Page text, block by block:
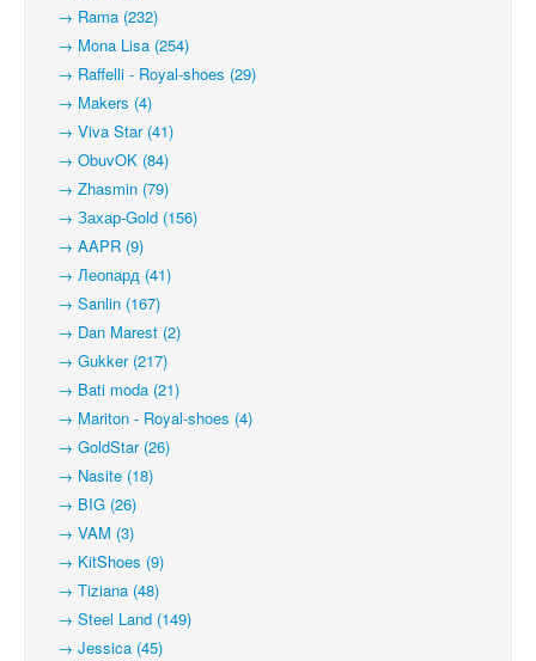
→ Rama (232)
→ Mona Lisa (254)
→ Raffelli - Royal-shoes (29)
→ Makers (4)
→ Viva Star (41)
→ ObuvOK (84)
→ Zhasmin (79)
→ Захар-Gold (156)
→ AAPR (9)
→ Леопард (41)
→ Sanlin (167)
→ Dan Marest (2)
→ Gukker (217)
→ Bati moda (21)
→ Mariton - Royal-shoes (4)
→ GoldStar (26)
→ Nasite (18)
→ BIG (26)
→ VAM (3)
→ KitShoes (9)
→ Tiziana (48)
→ Steel Land (149)
→ Jessica (45)